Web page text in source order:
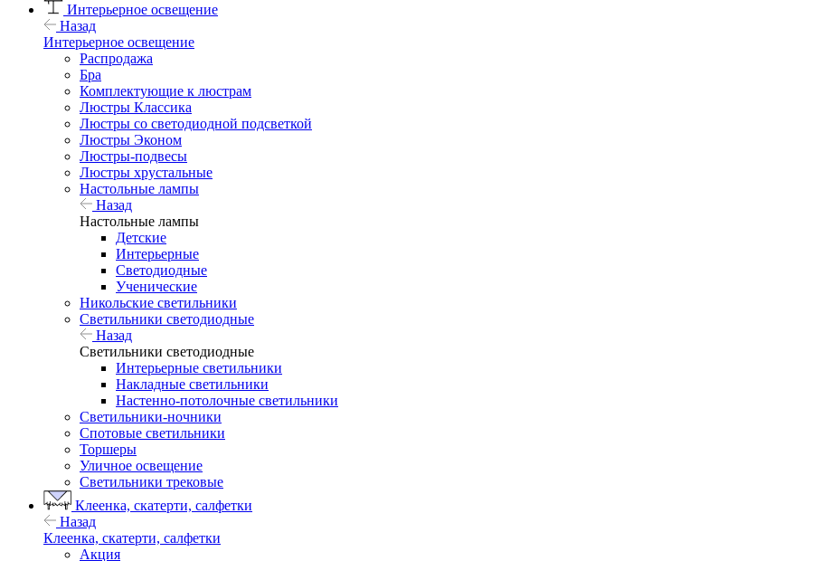
Интерьерное освещение
Назад
Интерьерное освещение
Распродажа
Бра
Комплектующие к люстрам
Люстры Классика
Люстры со светодиодной подсветкой
Люстры Эконом
Люстры-подвесы
Люстры хрустальные
Настольные лампы
Назад
Настольные лампы
Детские
Интерьерные
Светодиодные
Ученические
Никольские светильники
Светильники светодиодные
Назад
Светильники светодиодные
Интерьерные светильники
Накладные светильники
Настенно-потолочные светильники
Светильники-ночники
Спотовые светильники
Торшеры
Уличное освещение
Светильники трековые
Клеенка, скатерти, салфетки
Назад
Клеенка, скатерти, салфетки
Акция